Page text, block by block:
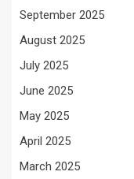
September 2025
August 2025
July 2025
June 2025
May 2025
April 2025
March 2025